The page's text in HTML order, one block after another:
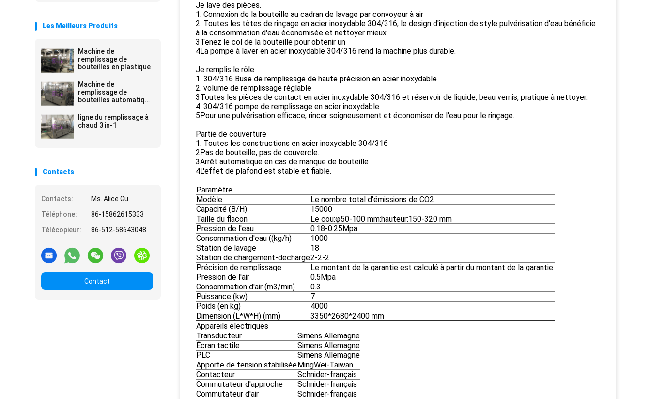
Les Meilleurs Produits
Machine de
remplissage de
bouteilles en plastique
Machine de
remplissage de
bouteilles automatique
ligne du remplissage à
chaud 3 in-1
Contacts
Contacts:
Ms. Alice Gu
Téléphone:
86-15862615333
Télécopieur:
86-512-58643048
Contact
Je lave des pièces.
1. Connexion de la bouteille au cadran de lavage par convoyeur à air
2. Toutes les têtes de rinçage en acier inoxydable 304/316, le design d'injection de style pulvérisation d'eau bénéficie
à la consommation d'eau économisée et nettoyer mieux
3Tenez le col de la bouteille pour obtenir un
4La pompe à laver en acier inoxydable 304/316 rend la machine plus durable.
Je remplis le rôle.
1. 304/316 Buse de remplissage de haute précision en acier inoxydable
2. volume de remplissage réglable
3Toutes les pièces de contact en acier inoxydable 304/316 et réservoir de liquide, beau vernis, pratique à nettoyer.
4. 304/316 pompe de remplissage en acier inoxydable.
5Pour une pulvérisation efficace, rincer soigneusement et économiser de l'eau pour le rinçage.
Partie de couverture
1. Toutes les constructions en acier inoxydable 304/316
2Pas de bouteille, pas de couvercle.
3Arrêt automatique en cas de manque de bouteille
4L'effet de plafond est stable et fiable.
Paramètre
Modèle
Le nombre total d'émissions de CO2
Capacité (B/H)
15000
Taille du flacon
Le cou:φ50-100 mm:hauteur:150-320 mm
Pression de l'eau
0.18-0.25Mpa
Consommation d'eau ((kg/h)
1000
Station de lavage
18
Station de chargement-décharge2-2-2
Précision de remplissage
Le montant de la garantie est calculé à partir du montant de la garantie.
Pression de l'air
0.5Mpa
Consommation d'air (m3/min)
0.3
Puissance (kw)
7
Poids (en kg)
4000
Dimension (L*W*H) (mm)
3350*2680*2400 mm
Appareils électriques
Transducteur
Simens Allemagne
Écran tactile
Simens Allemagne
PLC
Simens Allemagne
Apporte de tension stabiliséeMingWei-Taiwan
Contacteur
Schnider-français
Commutateur d'approche
Schnider-français
Commutateur d'air
Schnider-français